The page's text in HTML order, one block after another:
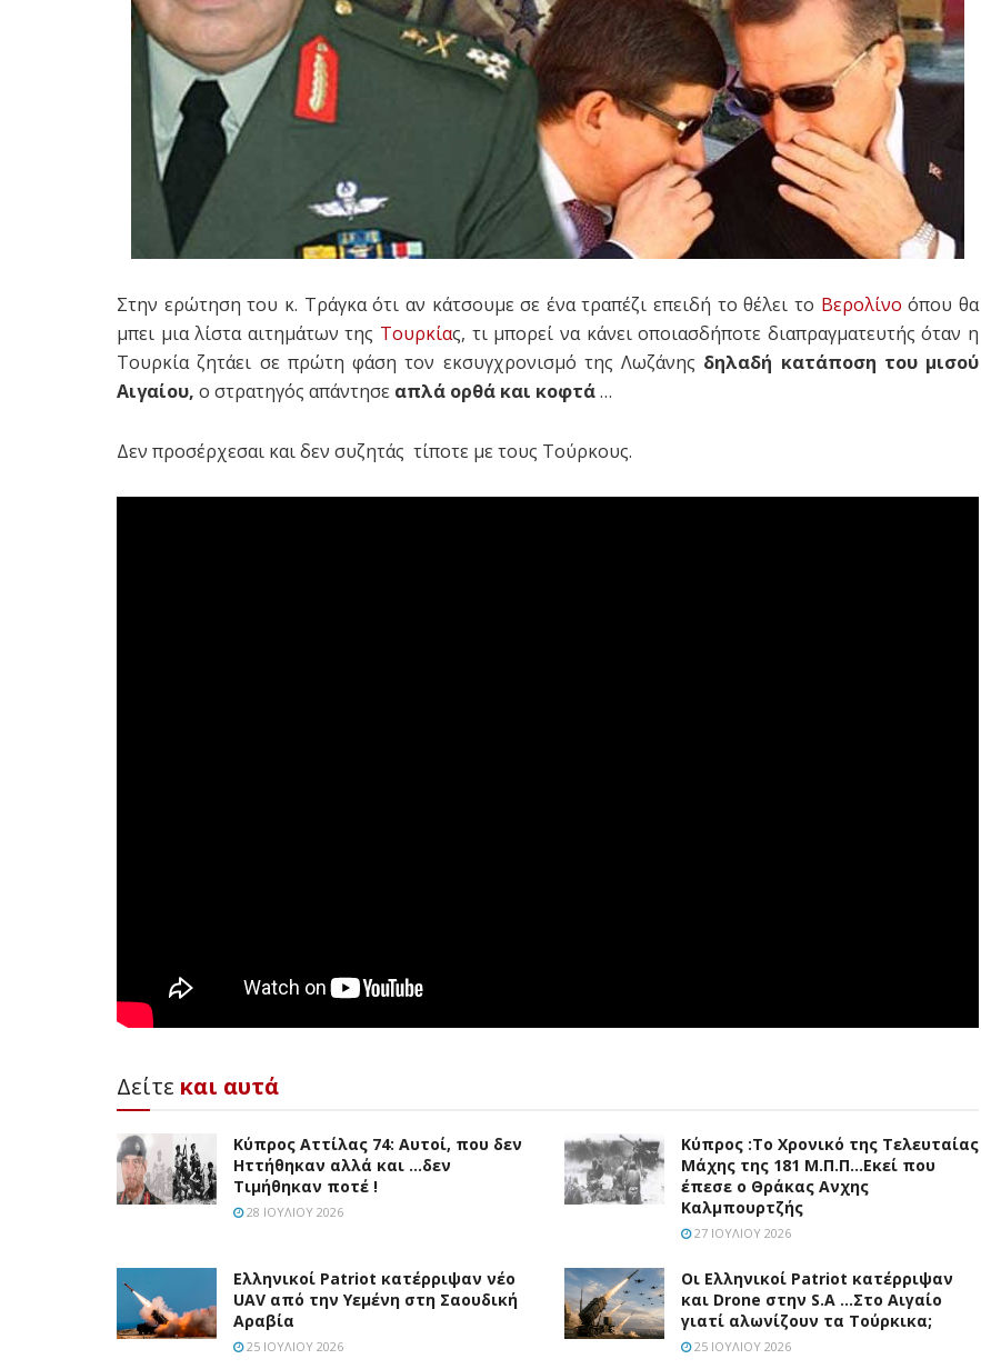
Στην ερώτηση του κ. Τράγκα ότι αν κάτσουμε σε ένα τραπέζι επειδή το θέλει το Βερολίνο όπου θα
μπει μια λίστα αιτημάτων της Τουρκίας, τι μπορεί να κάνει οποιασδήποτε διαπραγματευτής όταν η
Τουρκία ζητάει σε πρώτη φάση τον εκσυγχρονισμό της Λωζάνης δηλαδή κατάποση του μισού
Αιγαίου, ο στρατηγός απάντησε απλά ορθά και κοφτά…
Δεν προσέρχεσαι και δεν συζητάς τίποτε με τους Τούρκους.
Δείτε και αυτά
Κύπρος Αττίλας 74: Αυτοί, που δεν
Ηττήθηκαν αλλά και …δεν
Τιμήθηκαν ποτέ !
28 ΙΟΥΛΊΟΥ 2026
Κύπρος :Το Χρονικό της Τελευταίας
Μάχης της 181 Μ.Π.Π…Εκεί που
έπεσε ο Θράκας Ανχης
Καλμπουρτζής
27 ΙΟΥΛΊΟΥ 2026
Ελληνικοί Patriot κατέρριψαν νέο
UAV από την Υεμένη στη Σαουδική
Αραβία
25 ΙΟΥΛΊΟΥ 2026
Οι Ελληνικοί Patriot κατέρριψαν
και Drone στην S.A …Στο Αιγαίο
γιατί αλωνίζουν τα Τούρκικα;
25 ΙΟΥΛΊΟΥ 2026